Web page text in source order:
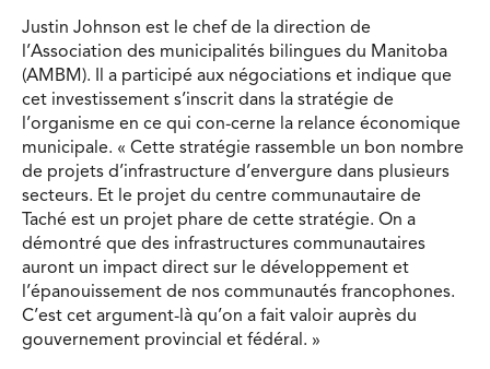
Justin Johnson est le chef de la direction de
l’Association des municipalités bilingues du Manitoba
(AMBM). Il a participé aux négociations et indique que
cet investissement s’inscrit dans la stratégie de
l’organisme en ce qui con-cerne la relance économique
municipale. « Cette stratégie rassemble un bon nombre
de projets d’infrastructure d’envergure dans plusieurs
secteurs. Et le projet du centre communautaire de
Taché est un projet phare de cette stratégie. On a
démontré que des infrastructures communautaires
auront un impact direct sur le développement et
l’épanouissement de nos communautés francophones.
C’est cet argument-là qu’on a fait valoir auprès du
gouvernement provincial et fédéral. »